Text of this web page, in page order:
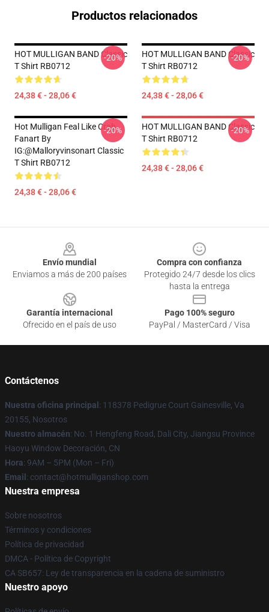
Productos relacionados
HOT MULLIGAN BAND Classic
T Shirt RB0712
24,38 € - 28,06 €
-20%
HOT MULLIGAN BAND Classic
T Shirt RB0712
24,38 € - 28,06 €
-20%
Hot Mulligan Feal Like Crab
Fanart By
IG:@malloryvinsonart Classic
T Shirt RB0712
24,38 € - 28,06 €
-20%
HOT MULLIGAN BAND Classic
T Shirt RB0712
24,38 € - 28,06 €
-20%
Envío mundial
Enviamos a más de 200 países
Compra con confianza
Protegido 24/7 desde los clics
hasta la entrega
Garantía internacional
Ofrecido en el país de uso
Pago 100% seguro
PayPal / MasterCard / Visa
Contáctenos
Nuestra oficina principal : 118378 Pedigrue Court Gainesville, Va
20155, Nosotros
Nuestro almacén: No. 1 Hengfeng Road, Dali City, Jiangsu Province
Haoyu Window Decoración, CN
Hora: 9AM – 5PM (Mon – Fri)
Email : contact@hotmulliganshop.com
Nuestra empresa
Sobre nosotros
Términos y condiciones
Política de privacidad
DMCA - Política de Copyright
CA SB657: Ley de transparencia en la cadena de suministro
Nuestro apoyo